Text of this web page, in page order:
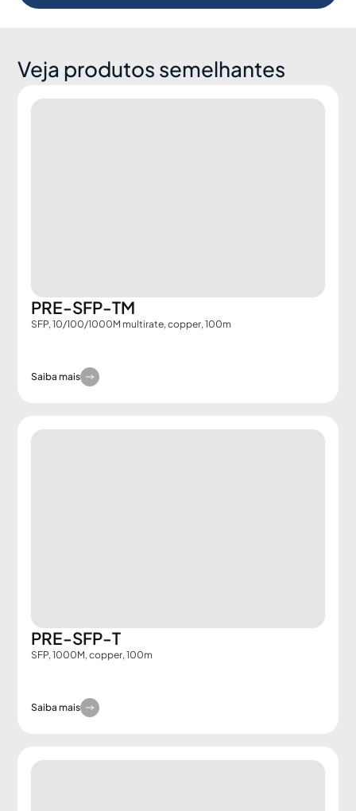
Veja produtos semelhantes
PRE-SFP-TM
SFP, 10/100/1000M multirate, copper, 100m
Saiba mais
PRE-SFP-T
SFP, 1000M, copper, 100m
Saiba mais